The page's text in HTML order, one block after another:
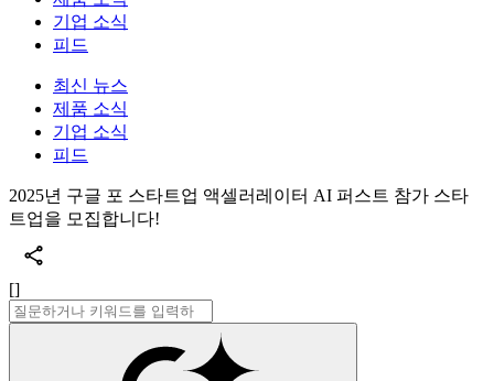
기업 소식
피드
최신 뉴스
제품 소식
기업 소식
피드
2025년 구글 포 스타트업 액셀러레이터 AI 퍼스트 참가 스타
트업을 모집합니다!
[]